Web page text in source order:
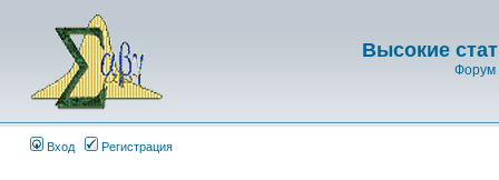
Высокие
Форум
Вход Регистрация